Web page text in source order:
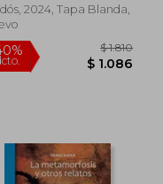
2024, Tapa Blanda,